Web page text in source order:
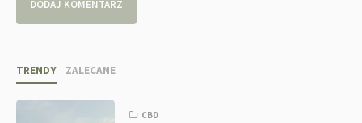
TRENDY ZALECANE
CBD